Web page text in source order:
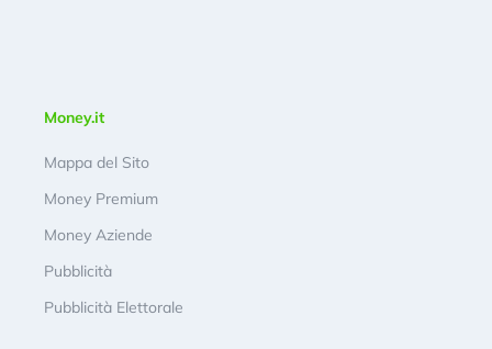
Money.it
Mappa del Sito
Money Premium
Money Aziende
Pubblicità
Pubblicità Elettorale